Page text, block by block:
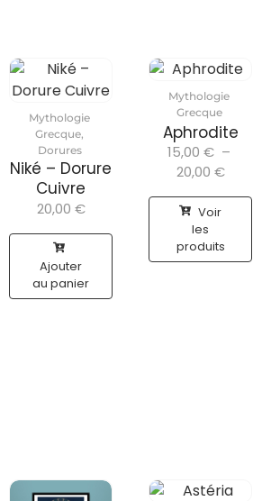
Mythologie
Grecque,
Dorures
Niké – Dorure
Cuivre
20,00 €
Ajouter
au panier
Mythologie
Grecque
Aphrodite
15,00 € –
20,00 €
Voir
les
produits